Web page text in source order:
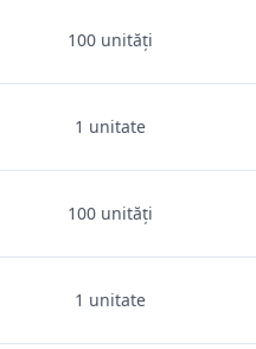
100 unități
1 unitate
100 unități
1 unitate